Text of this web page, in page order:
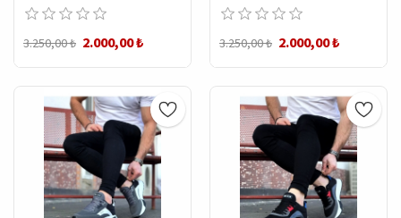
3.250,00 ₺ 2.000,00 ₺ 3.250,00 ₺ 2.000,00 ₺